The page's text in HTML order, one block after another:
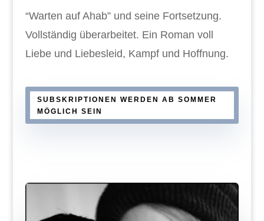
“Warten auf Ahab” und seine Fortsetzung.
Vollständig überarbeitet. Ein Roman voll
Liebe und Liebesleid, Kampf und Hoffnung.
SUBSKRIPTIONEN WERDEN AB SOMMER
MÖGLICH SEIN